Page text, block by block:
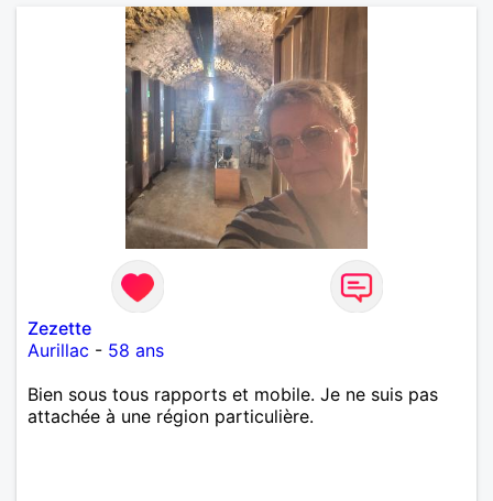
Zezette
Aurillac - 58 ans
Bien sous tous rapports et mobile. Je ne suis pas
attachée à une région particulière.